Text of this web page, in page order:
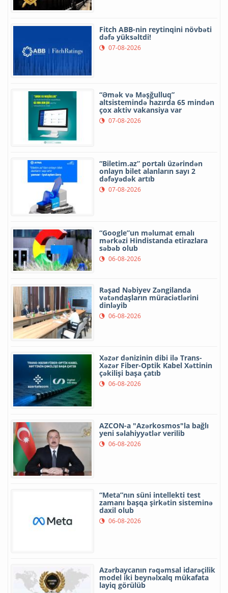
Fitch ABB-nin reytinqini növbəti
dəfə yüksəltdi!
07-08-2026
“Əmək və Məşğulluq”
altsistemində hazırda 65 mindən
çox aktiv vakansiya var
07-08-2026
“Biletim.az” portalı üzərindən
onlayn bilet alanların sayı 2
dəfəyədək artıb
07-08-2026
“Google”un məlumat emalı
mərkəzi Hindistanda etirazlara
səbəb olub
06-08-2026
Rəşad Nəbiyev Zəngilanda
vətəndaşların müraciətlərini
dinləyib
06-08-2026
Xəzər dənizinin dibi ilə Trans-
Xəzər Fiber-Optik Kabel Xəttinin
çəkilişi başa çatıb
06-08-2026
AZCON-a "Azərkosmos"la bağlı
yeni səlahiyyətlər verilib
06-08-2026
“Meta”nın süni intellekti test
zamanı başqa şirkətin sisteminə
daxil olub
06-08-2026
Azərbaycanın rəqəmsal idarəçilik
model iki beynəlxalq mükafata
layiq görülüb